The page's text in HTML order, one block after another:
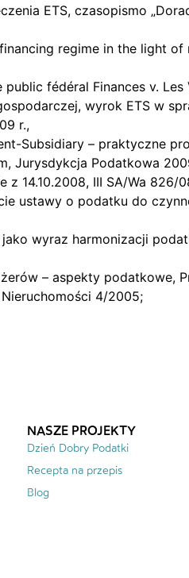
ETS, czasopismo
regime in the light
fédéral Finances v. Les
wyrok ETS w
r.,
Subsidiary – praktyczne
Jurysdykcja Podatkowa
z 14.10.2008, III SA/Wa
ustawy o podatku do
wyraz harmonizacji
– aspekty podatkowe,
4/2005;
NASZE PROJEKTY
Dzień Dobry Podatki
Recepta na przepis
Blog